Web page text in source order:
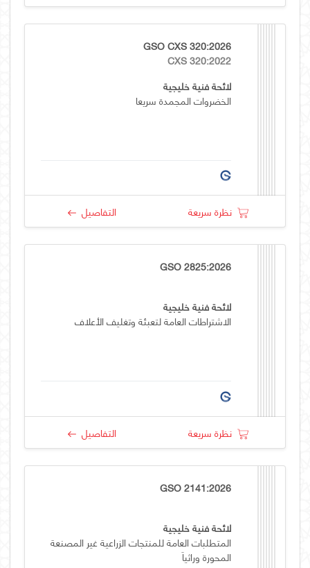
GSO CXS 320:2026
CXS 320:2022
لائحة فنية خليجية
الخضروات المجمدة سريعا
نظرة سريعة التفاصيل
GSO 2825:2026
لائحة فنية خليجية
الاشتراطات العامة لتعبئة وتغليف الأعلاف
نظرة سريعة التفاصيل
GSO 2141:2026
لائحة فنية خليجية
المتطلبات العامة للمنتجات الزراعية غير المصنعة
المحورة وراثياَ